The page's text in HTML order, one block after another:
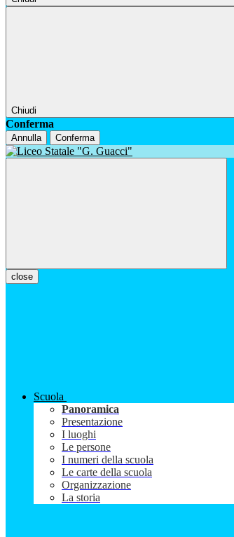
Chiudi
Conferma
Annulla Conferma
close
Scuola
Panoramica
Presentazione
I luoghi
Le persone
I numeri della scuola
Le carte della scuola
Organizzazione
La storia